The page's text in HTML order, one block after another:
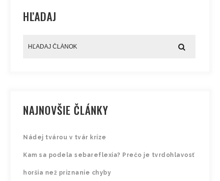
HĽADAJ
NAJNOVŠIE ČLÁNKY
Nádej tvárou v tvár kríze
Kam sa podela sebareflexia? Prečo je tvrdohlavosť
horšia než priznanie chyby